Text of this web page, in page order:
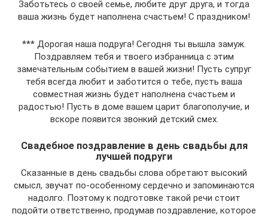
Заботьтесь о своей семье, любите друг друга, и тогда
ваша жизнь будет наполнена счастьем! С праздником!
*** Дорогая наша подруга! Сегодня ты вышла замуж.
Поздравляем тебя и твоего избранница с этим
замечательным событием в вашей жизни! Пусть супруг
тебя всегда любит и заботится о тебе, пусть ваша
совместная жизнь будет наполнена счастьем и
радостью! Пусть в доме вашем царит благополучие, и
вскоре появится звонкий детский смех.
Свадебное поздравление в день свадьбы для
лучшей подруги
Сказанные в день свадьбы слова обретают высокий
смысл, звучат по-особенному сердечно и запоминаются
надолго. Поэтому к подготовке такой речи стоит
подойти ответственно, продумав поздравление, которое